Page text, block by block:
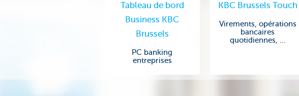
Tableau de bord
Business KBC
Brussels
PC banking
entreprises
KBC Brussels Touch
Virements, opérations
bancaires
quotidiennes, ...